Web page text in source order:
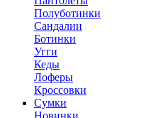
Полуботинки
Сандалии
Ботинки
Угги
Кеды
Лоферы
Кроссовки
Сумки
Новинки